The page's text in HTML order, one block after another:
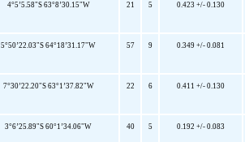
4°5’5.58"S 63°8’30.15"W 21 5 0.423 +/- 0.130
5°50’22.03"S 64°18’31.17"W 57 9 0.349 +/- 0.081
7°30’22.20"S 63°1’37.82"W 22 6 0.411 +/- 0.130
3°6’25.89"S 60°1’34.06"W 40 5 0.192 +/- 0.083